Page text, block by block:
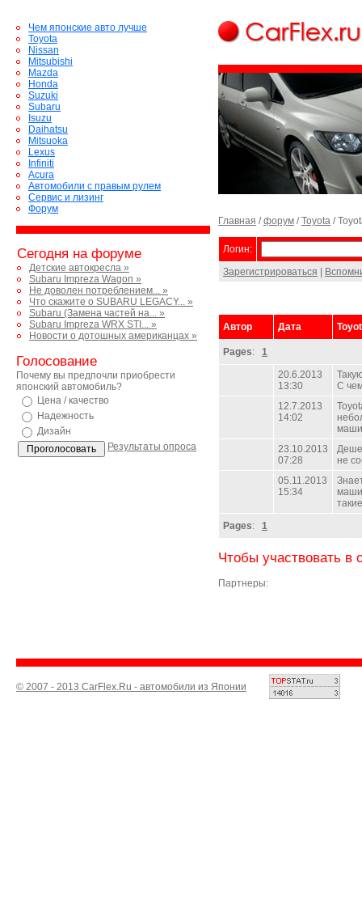
Чем японские авто лучше
Toyota
Nissan
Mitsubishi
Mazda
Honda
Suzuki
Subaru
Isuzu
Daihatsu
Mitsuoka
Lexus
Infiniti
Acura
Автомобили с правым рулем
Сервис и лизинг
Форум
Сегодня на форуме
Детские автокресла »
Subaru Impreza Wagon »
Не доволен потреблением... »
Что скажите о SUBARU LEGACY... »
Subaru (Замена частей на... »
Subaru Impreza WRX STI... »
Новости о дотошных американцах »
Голосование
Почему вы предпочли приобрести
японский автомобиль?
Цена / качество
Надежность
Дизайн
Результаты опроса
Главная /форум /Toyota /
Логин:
Зарегистрироваться
Автор Дата
Pages: 1
20.6.2013
13:30
С
12.7.2013
14:02
23.10.2013
07:28
не
05.11.2013
15:34
Pages: 1
Чтобы участвовать
Партнеры:
© 2007 - 2013 CarFlex.Ru - автомобили из Японии